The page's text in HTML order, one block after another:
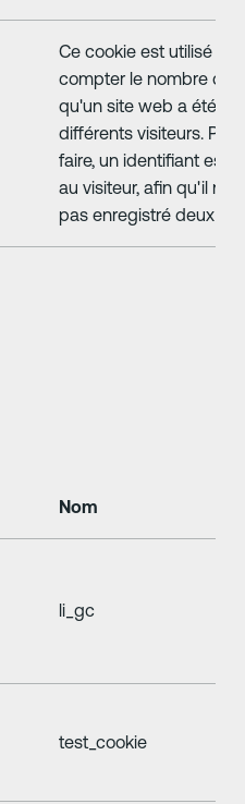
Ce cookie est utilisé
compter le nombre de
qu'un site web a été
différents visiteurs.
faire, un identifiant est
au visiteur, afin qu'il ne
pas enregistré deux
Nom
li_gc
test_cookie